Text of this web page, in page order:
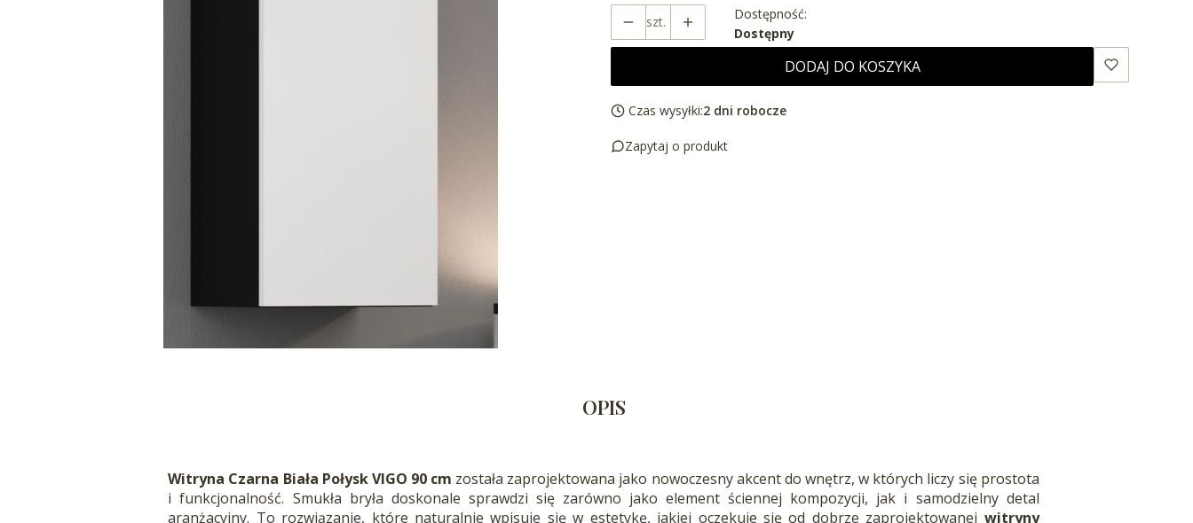
szt.
Dostępność:
Dostępny
DODAJ DO KOSZYKA
Czas wysyłki:2 dni robocze
Zapytaj o produkt
OPIS
Witryna Czarna Biała Połysk VIGO 90 cm została zaprojektowana jako nowoczesny akcent do wnętrz, w których liczy się prostota
i funkcjonalność. Smukła bryła doskonale sprawdzi się zarówno jako element ściennej kompozycji, jak i samodzielny detal
aranżacyjny. To rozwiązanie, które naturalnie wpisuje się w estetykę, jakiej oczekuje się od dobrze zaprojektowanej witryny